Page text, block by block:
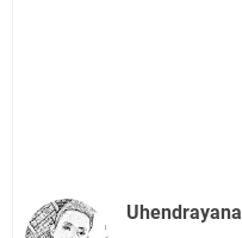
Uhendrayana